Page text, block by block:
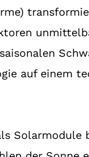
auf einem
Solarmodule